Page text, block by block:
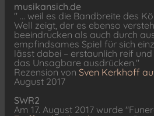
musikansich.de
" ... weil es die Bandbreite des
Well zeigt, der es ebenso
beeindrucken als auch durch
empfindsames Spiel für sich
lässt dabei – erstaunlich reif
das Unsagbare ausdrücken."
Rezension von Sven Kerkhoff
August 2017
SWR2
Am 17. August 2017 wurde